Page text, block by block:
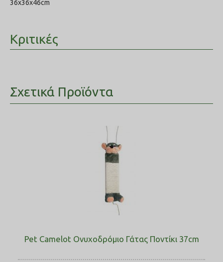
36x36x46cm
Κριτικές
Σχετικά Προϊόντα
Pet Camelot Ονυχοδρόμιο Γάτας Ποντίκι ​37cm